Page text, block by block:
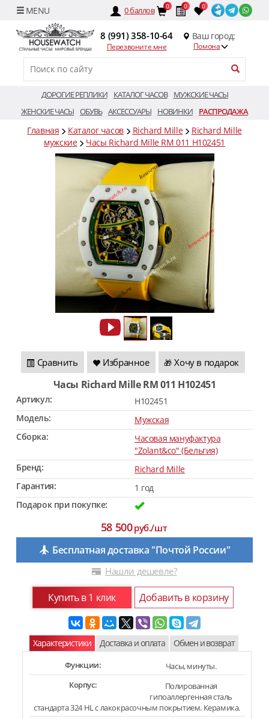
0баллов 0 0 0
8 (991) 358-10-64
Перезвоните мне
Ваш город:
Помона
ДОРОГИЕ РЕПЛИКИ КАТАЛОГ ЧАСОВ
МУЖСКИЕ ЧАСЫ
ЖЕНСКИЕ ЧАСЫ ОБУВЬ АКСЕССУАРЫ НОВИНКИ РАСПРОДАЖА
Главная Каталог часов Richard Mille
Richard Mille
мужские
Часы Richard Mille RM 011 H102451
Сравнить Избранное 🎁 Хочу в подарок
Часы Richard Mille RM 011 H102451
Артикул:
H102451
Модель:
Мужская
Сборка:
Часовая мануфактура
"Zolant&co" (Бельгия)
Бренд:
Richard Mille
Гарантия:
1 год
Подарок при покупке:
58 500руб./шт
Бесплатная доставка "Почтой России"
Нашли дешевле?
Купить в 1 клик Добавить в корзину
Характеристики Доставка и оплата Обмен и возврат
Функции:
Часы, минуты.
Корпус:
Полированная
гипоаллергенная сталь
стандарта 324 HL с лакокрасочным покрытием. Керамика.